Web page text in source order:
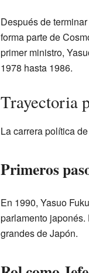
Después de
forma parte de
primer ministro,
1978 hasta 1986.
Trayectoria
La carrera política
Primeros
En 1990, Yasuo
parlamento
grandes de Japón.